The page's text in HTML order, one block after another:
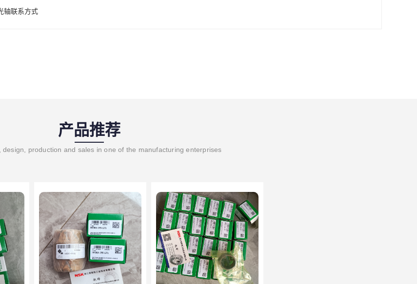
轴联系方式
产品推荐
design, production and sales in one of the manufacturing enterprises